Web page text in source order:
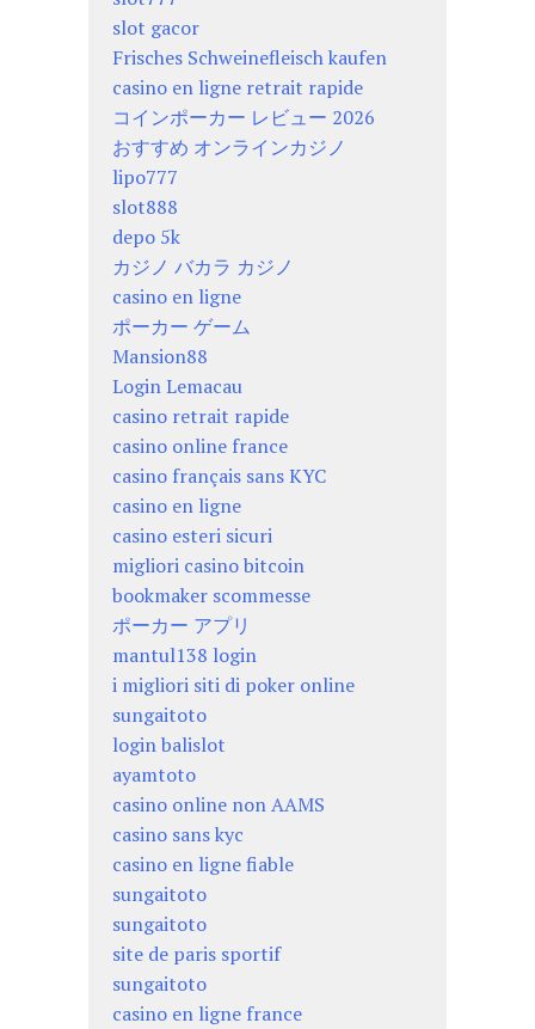
slot gacor
Frisches Schweinefleisch kaufen
casino en ligne retrait rapide
コインポーカー レビュー 2026
おすすめ オンラインカジノ
lipo777
slot888
depo 5k
カジノ バカラ カジノ
casino en ligne
ポーカー ゲーム
Mansion88
Login Lemacau
casino retrait rapide
casino online france
casino français sans KYC
casino en ligne
casino esteri sicuri
migliori casino bitcoin
bookmaker scommesse
ポーカー アプリ
mantul138 login
i migliori siti di poker online
sungaitoto
login balislot
ayamtoto
casino online non AAMS
casino sans kyc
casino en ligne fiable
sungaitoto
sungaitoto
site de paris sportif
sungaitoto
casino en ligne france